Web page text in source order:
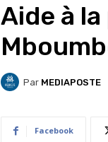
Aide à
Par MEDIAPOSTE
Facebook